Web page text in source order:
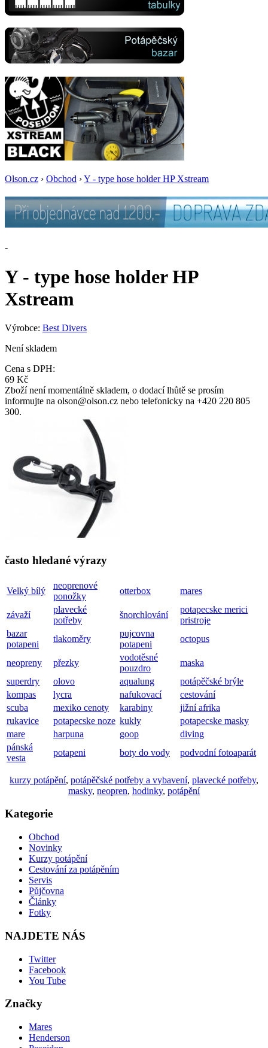
Olson.cz › Obchod ›Y - type hose holder HP Xstream
-
Y - type hose holder HP
Xstream
Výrobce: Best Divers
Není skladem
Cena s DPH:
69 Kč
Zboží není momentálně skladem, o dodací lhůtě se prosím
informujte na olson@olson.cz nebo telefonicky na +420 220 805
300.
často hledané výrazy
Velký bílý
neoprenové
ponožky
otterbox mares
závaží
plavecké
potřeby
šnorchlování
potapecske merici
pristroje
bazar
potapeni
tlakoměry
pujcovna
potapeni
octopus
neopreny přezky
vodotěsné
pouzdro
maska
superdry
olovo aqualung
potápěčské brýle
kompas
lycra nafukovací
cestování
scuba
mexiko cenoty karabiny
jižní afrika
rukavice
potapecske noze kukly
potapecske masky
mare
harpuna goop
diving
pánská
vesta
potapeni boty do vody podvodní fotoaparát
kurzy potápění, potápěčské potřeby a vybavení, plavecké potřeby,
masky, neopren, hodinky, potápění
Kategorie
Obchod
Novinky
Kurzy potápění
Cestování za potápěním
Servis
Půjčovna
Články
Fotky
NAJDETE NÁS
Twitter
Facebook
You Tube
Značky
Mares
Henderson